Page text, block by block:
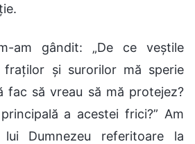
am gândit: „De ce veștile
fraților și surorilor mă sperie
fac să vreau să mă protejez?
a acestei frici?” Am
Dumnezeu referitoare la